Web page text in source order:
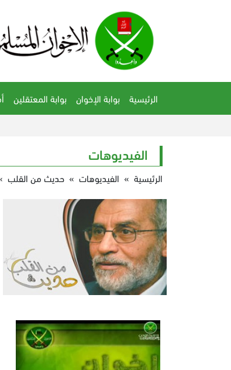
الرئيسية بوابة الإخوان بوابة المعتقلين
الفيديوهات
الرئيسية » الفيديوهات » حديث من القلب